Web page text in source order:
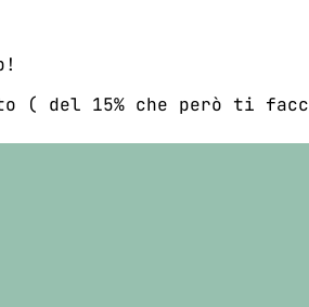
( del 15% che però ti